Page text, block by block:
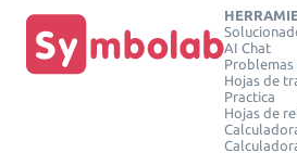
AI Chat
Hojas de
Practica
Hojas de